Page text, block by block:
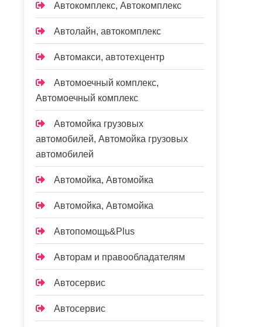
Автокомплекс, Автокомплекс
Автолайн, автокомплекс
Автомакси, автотехцентр
Автомоечный комплекс,
Автомоечный комплекс
Автомойка грузовых
автомобилей, Автомойка грузовых
автомобилей
Автомойка, Автомойка
Автомойка, Автомойка
Автопомощь&Plus
Авторам и правообладателям
Автосервис
Автосервис